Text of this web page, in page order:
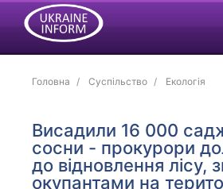
Головна Суспільство Екологія
Висадили 16 000
сосни - прокурори
до відновлення лісу,
окупантами на